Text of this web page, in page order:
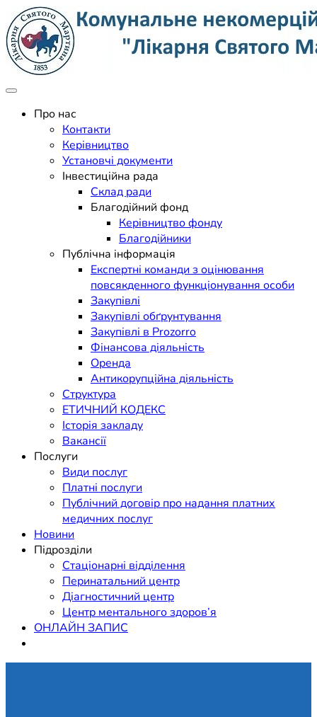
Skip
to
content
Комунальне некомерційне
підприємство "Лікарня
Святого Мартина"
Поліклініка Мукачево
Про нас
Контакти
Керівництво
Установчі документи
Інвестиційна рада
Склад ради
Благодійний фонд
Керівництво фонду
Благодійники
Публічна інформація
Експертні команди з оцінювання
повсякденного функціонування особи
Закупівлі
Закупівлі обґрунтування
Закупівлі в Prozorro
Фінансова діяльність
Оренда
Антикорупційна діяльність
Структура
ЕТИЧНИЙ КОДЕКС
Історія закладу
Вакансії
Послуги
Види послуг
Платні послуги
Публічний договір про надання платних
медичних послуг
Новини
Підрозділи
Стаціонарні відділення
Перинатальний центр
Діагностичний центр
Центр ментального здоров’я
ОНЛАЙН ЗАПИС